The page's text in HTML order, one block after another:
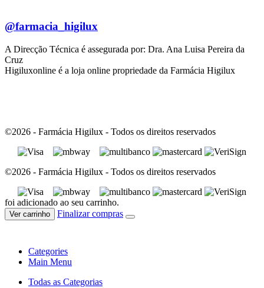
@farmacia_higilux
A Direcção Técnica é assegurada por: Dra. Ana Luisa Pereira da
Cruz
Higiluxonline é a loja online propriedade da Farmácia Higilux
©2026 - Farmácia Higilux - Todos os direitos reservados
©2026 - Farmácia Higilux - Todos os direitos reservados
foi adicionado ao seu carrinho.
Ver carrinho Finalizar compras
Categories
Main Menu
Todas as Categorias